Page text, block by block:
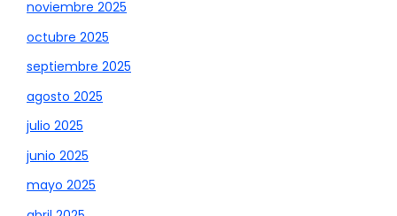
noviembre 2025
octubre 2025
septiembre 2025
agosto 2025
julio 2025
junio 2025
mayo 2025